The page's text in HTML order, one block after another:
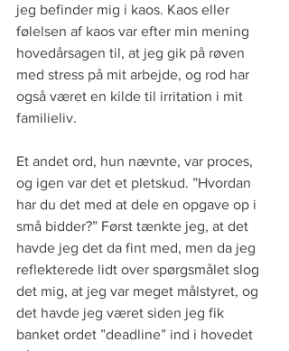
jeg befinder mig i kaos. Kaos eller
følelsen af kaos var efter min mening
hovedårsagen til, at jeg gik på røven
med stress på mit arbejde, og rod har
også været en kilde til irritation i mit
familieliv.
Et andet ord, hun nævnte, var proces,
og igen var det et pletskud. ”Hvordan
har du det med at dele en opgave op i
små bidder?” Først tænkte jeg, at det
havde jeg det da fint med, men da jeg
reflekterede lidt over spørgsmålet slog
det mig, at jeg var meget målstyret, og
det havde jeg været siden jeg fik
banket ordet ”deadline” ind i hovedet